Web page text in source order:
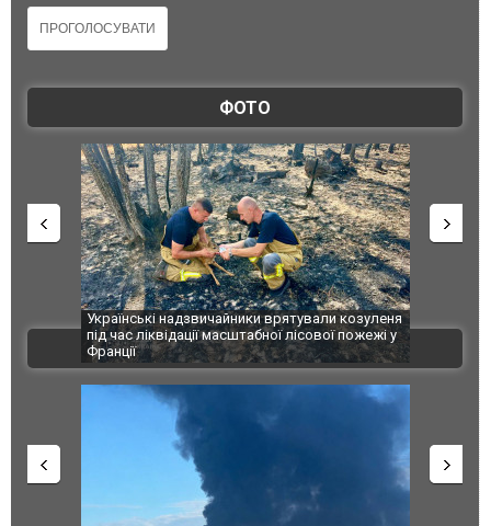
ФОТО
Українські надзвичайники врятували козуленя
під час ліквідації масштабної лісової пожежі у
Франції
СБУ за
Болгарії
ВІДЕО